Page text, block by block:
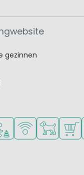
gezinnen
zwembadvoor
WiFi beschikbaar
Huisdieren